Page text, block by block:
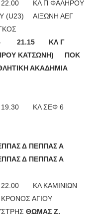
22.00
ΚΛ Π ΦΑΛΗΡΟΥ
(U23)
ΑΙΞΩΝΗ ΑΕΓ
21.15
ΚΛ Γ
ΚΑΤΣΩΝΗ)
ΠΟΚ
ΑΚΑΔΗΜΙΑ
19.30
ΚΛ ΣΕΦ 6
Δ ΠΕΠΠΑΣ Α
Δ ΠΕΠΠΑΣ Α
22.00
ΚΛ ΚΑΜΙΝΙΩΝ
ΚΡΟΝΟΣ ΑΓΙΟΥ
ΘΩΜΑΣ Ζ.